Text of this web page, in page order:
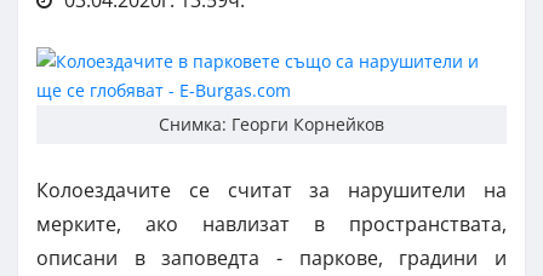
Снимка: Георги Корнейков
Колоездачите се считат за нарушители на
мерките, ако навлизат в пространствата,
описани в заповедта - паркове, градини и